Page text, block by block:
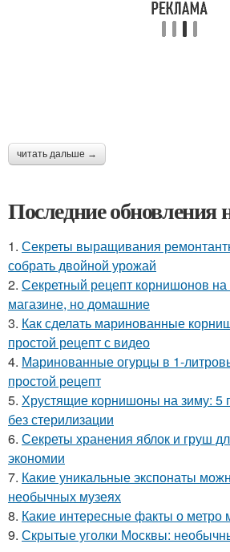
читать дальше →
Последние обновления
1. Секреты выращивания
собрать двойной урожай
2. Секретный рецепт корнишонов на
магазине, но домашние
3. Как сделать маринованные
простой рецепт с видео
4. Маринованные огурцы в 1-
простой рецепт
5. Хрустящие корнишоны на зиму: 5
без стерилизации
6. Секреты хранения яблок и груш
экономии
7. Какие уникальные экспонаты
необычных музеях
8. Какие интересные факты о метро
9. Скрытые уголки Москвы: